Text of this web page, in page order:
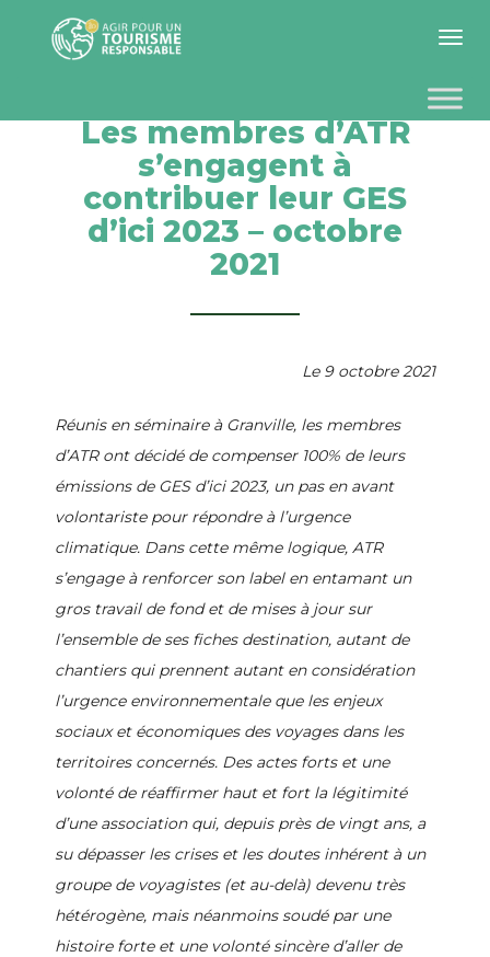
Toggle
Les membres d’ATR
s’engagent à
contribuer leur GES
d’ici 2023 – octobre
2021
Le 9 octobre 2021
Réunis en séminaire à Granville, les membres
d’ATR ont décidé de compenser 100% de leurs
émissions de GES d’ici 2023, un pas en avant
volontariste pour répondre à l’urgence
climatique. Dans cette même logique, ATR
s’engage à renforcer son label en entamant un
gros travail de fond et de mises à jour sur
l’ensemble de ses fiches destination, autant de
chantiers qui prennent autant en considération
l’urgence environnementale que les enjeux
sociaux et économiques des voyages dans les
territoires concernés. Des actes forts et une
volonté de réaffirmer haut et fort la légitimité
d’une association qui, depuis près de vingt ans, a
su dépasser les crises et les doutes inhérent à un
groupe de voyagistes (et au-delà) devenu très
hétérogène, mais néanmoins soudé par une
histoire forte et une volonté sincère d’aller de